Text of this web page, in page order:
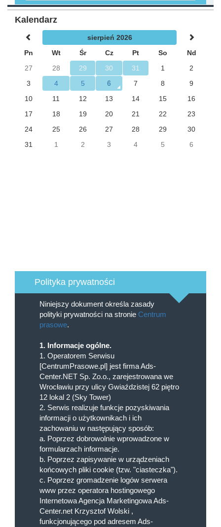
Kalendarz
sierpień 2026
Pn
Wt Śr Cz Pt So
Nd
27
28 29 30 31 1
2
3
4 5 6 7 8
9
10
11 12 13 14 15
16
17
18 19 20 21 22
23
24
25 26 27 28 29
30
31
1 2 3 4 5 6
Polityka prywatności
Niniejszy dokument określa zasady
polityki prywatności na stronie Centrum
prasowe.
1. Informacje ogólne.
1. Operatorem Serwisu
[CentrumPrasowe.pl] jest firma Ads-
Center.NET Sp. Zo.o., zarejestrowana we
Wrocławiu przy ulicy Gwiaździstej 62 piętro
12 lokal 2 (Sky Tower)
2. Serwis realizuje funkcje pozyskiwania
informacji o użytkownikach i ich
zachowaniu w następujący sposób:
a. Poprzez dobrowolnie wprowadzone w
formularzach informacje.
b. Poprzez zapisywanie w urządzeniach
końcowych pliki cookie (tzw. "ciasteczka").
c. Poprzez gromadzenie logów serwera
www przez operatora hostingowego
Internetowa Agencja Marketingowa Ads-
Center.net Krzysztof Wolski ,
funkcjonującego pod adresem Ads-